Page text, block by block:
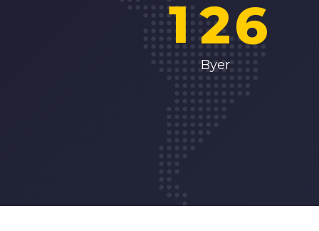
1 2
3
6
Byer